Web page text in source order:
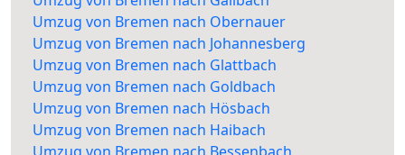
Umzug von Bremen nach Obernauer
Umzug von Bremen nach Johannesberg
Umzug von Bremen nach Glattbach
Umzug von Bremen nach Goldbach
Umzug von Bremen nach Hösbach
Umzug von Bremen nach Haibach